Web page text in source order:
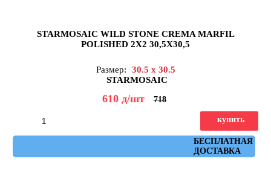
STARMOSAIC WILD STONE CREMA MARFIL
POLISHED 2X2 30,5X30,5
Размер:
30.5 x 30.5
STARMOSAIC
610 д/шт 718
БЕСПЛАТНАЯ
ДОСТАВКА
купить